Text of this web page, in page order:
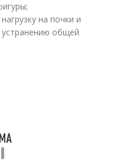
на почки и
устранению общей